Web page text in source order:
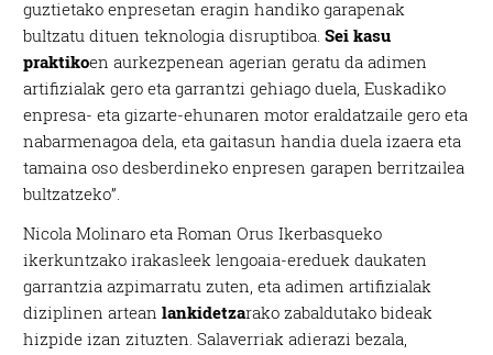
guztietako enpresetan eragin handiko garapenak
bultzatu dituen teknologia disruptiboa. Sei kasu
praktikoen aurkezpenean agerian geratu da adimen
artifizialak gero eta garrantzi gehiago duela, Euskadiko
enpresa- eta gizarte-ehunaren motor eraldatzaile gero eta
nabarmenagoa dela, eta gaitasun handia duela izaera eta
tamaina oso desberdineko enpresen garapen berritzailea
bultzatzeko”.
Nicola Molinaro eta Roman Orus Ikerbasqueko
ikerkuntzako irakasleek lengoaia-ereduek daukaten
garrantzia azpimarratu zuten, eta adimen artifizialak
diziplinen arteanlankidetzarako zabaldutako bideak
hizpide izan zituzten. Salaverriak adierazi bezala,